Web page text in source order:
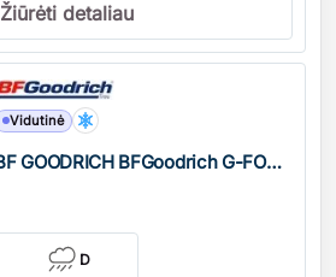
Žiūrėti detaliau
Vidutinė
BF GOODRICH BFGoodrich G-FORCE WINTER2
D